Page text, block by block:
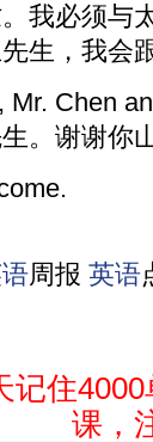
我必须与
生，我会
Mr. Chen
。谢谢你
周报 英语
记住
课，